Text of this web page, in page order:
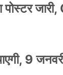
पोस्टर
9